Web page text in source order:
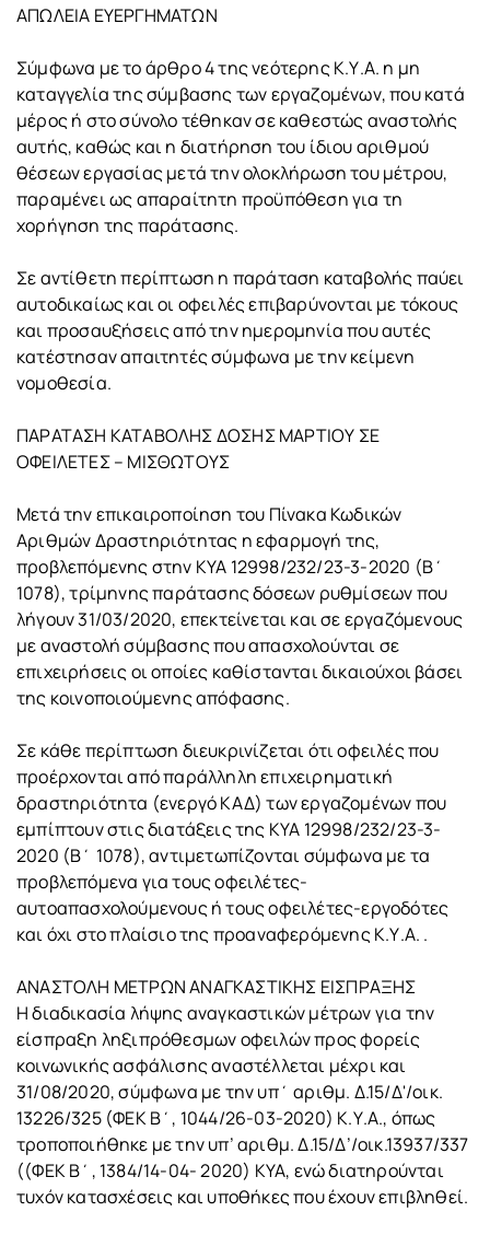
ΑΠΩΛΕΙΑ ΕΥΕΡΓΗΜΑΤΩΝ
Σύμφωνα με το άρθρο 4 της νεότερης Κ.Υ.Α. η μη
καταγγελία της σύμβασης των εργαζομένων, που κατά
μέρος ή στο σύνολο τέθηκαν σε καθεστώς αναστολής
αυτής, καθώς και η διατήρηση του ίδιου αριθμού
θέσεων εργασίας μετά την ολοκλήρωση του μέτρου,
παραμένει ως απαραίτητη προϋπόθεση για τη
χορήγηση της παράτασης.
Σε αντίθετη περίπτωση η παράταση καταβολής παύει
αυτοδικαίως και οι οφειλές επιβαρύνονται με τόκους
και προσαυξήσεις από την ημερομηνία που αυτές
κατέστησαν απαιτητές σύμφωνα με την κείμενη
νομοθεσία.
ΠΑΡΑΤΑΣΗ ΚΑΤΑΒΟΛΗΣ ΔΟΣΗΣ ΜΑΡΤΙΟΥ ΣΕ
ΟΦΕΙΛΕΤΕΣ – ΜΙΣΘΩΤΟΥΣ
Μετά την επικαιροποίηση του Πίνακα Κωδικών
Αριθμών Δραστηριότητας η εφαρμογή της,
προβλεπόμενης στην ΚΥΑ 12998/232/23-3-2020 (Β΄
1078), τρίμηνης παράτασης δόσεων ρυθμίσεων που
λήγουν 31/03/2020, επεκτείνεται και σε εργαζόμενους
με αναστολή σύμβασης που απασχολούνται σε
επιχειρήσεις οι οποίες καθίστανται δικαιούχοι βάσει
της κοινοποιούμενης απόφασης.
Σε κάθε περίπτωση διευκρινίζεται ότι οφειλές που
προέρχονται από παράλληλη επιχειρηματική
δραστηριότητα (ενεργό ΚΑΔ) των εργαζομένων που
εμπίπτουν στις διατάξεις της ΚΥΑ 12998/232/23-3-
2020 (Β΄ 1078), αντιμετωπίζονται σύμφωνα με τα
προβλεπόμενα για τους οφειλέτες-
αυτοαπασχολούμενους ή τους οφειλέτες-εργοδότες
και όχι στο πλαίσιο της προαναφερόμενης Κ.Υ.Α. .
ΑΝΑΣΤΟΛΗ ΜΕΤΡΩΝ ΑΝΑΓΚΑΣΤΙΚΗΣ ΕΙΣΠΡΑΞΗΣ
Η διαδικασία λήψης αναγκαστικών μέτρων για την
είσπραξη ληξιπρόθεσμων οφειλών προς φορείς
κοινωνικής ασφάλισης αναστέλλεται μέχρι και
31/08/2020, σύμφωνα με την υπ΄ αριθμ. Δ.15/Δ'/οικ.
13226/325 (ΦΕΚ Β΄, 1044/26-03-2020) Κ.Υ.Α., όπως
τροποποιήθηκε με την υπ’ αριθμ. Δ.15/Δ’/οικ.13937/337
((ΦΕΚ Β΄, 1384/14-04- 2020) ΚΥΑ, ενώ διατηρούνται
τυχόν κατασχέσεις και υποθήκες που έχουν επιβληθεί.